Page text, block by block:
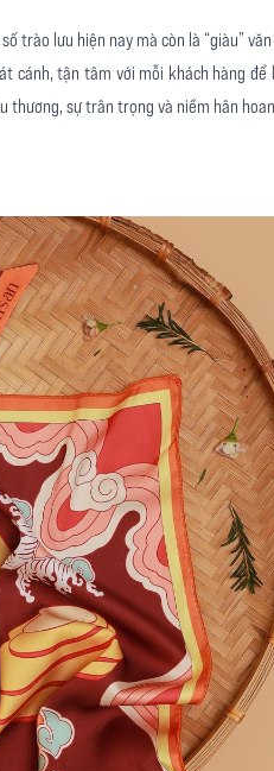
trào lưu hiện nay mà còn là “giàu”
cánh, tận tâm với mỗi khách hàng
thương, sự trân trọng và niềm hân